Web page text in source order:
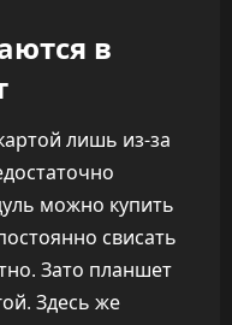
в
лишь из-за
можно купить
свисать
Зато планшет
Здесь же